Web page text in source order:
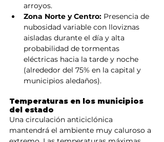
arroyos.
Zona Norte y Centro: Presencia de
nubosidad variable con lloviznas
aisladas durante el día y alta
probabilidad de tormentas
eléctricas hacia la tarde y noche
(alrededor del 75% en la capital y
municipios aledaños).
Temperaturas en los municipios
del estado
Una circulación anticiclónica
mantendrá el ambiente muy caluroso a